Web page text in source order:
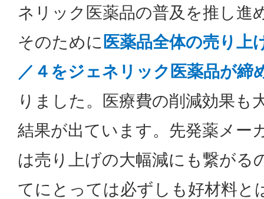
ネリック医薬品の普及を推し進
そのために 医薬品全体の売り上
／４をジェネリック医薬品が締
りました。医療費の削減効果も
結果が出ています。先発薬メー
は売り上げの大幅減にも繋がる
てにとっては必ずしも好材料と